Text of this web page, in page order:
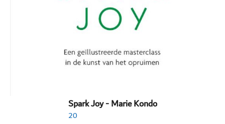
Spark Joy - Marie Kondo
20